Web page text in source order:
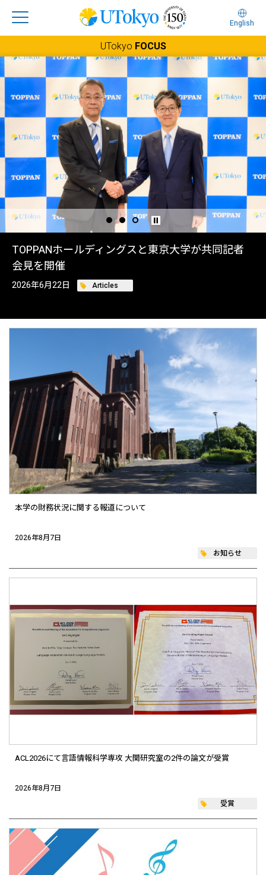
English
UTokyo FOCUS
大越慎一教授がフランスのレンヌ大学より名誉博
士号を授与
2026年7月21日 Articles
「Leadership Dialogue」をニューヨークで開催
2026年6月25日
TOPPANホールディングスと東京大学が共同記者
会見を開催
2026年6月22日 Articles
1 2
本学の財務状況に関する報道について
2026年8月7日
お知らせ
ACL2026にて言語情報科学専攻 大関研究室の2件の論文が受賞
2026年8月7日
受賞